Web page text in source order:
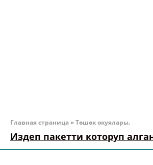
Главная страница »Төшөк окуялары.
Издеп пакетти которуп